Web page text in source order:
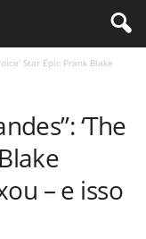
Star Epic Prank Blake
‘The
– e isso